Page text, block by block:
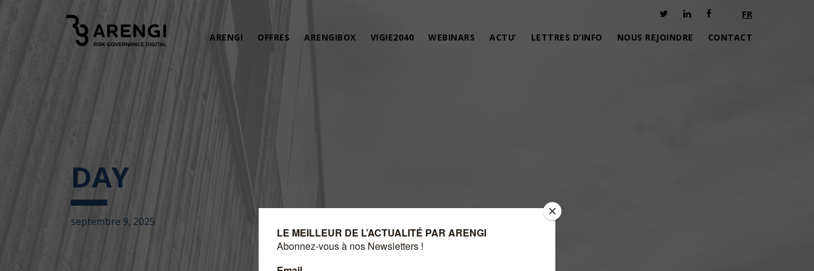
FR
ARENGI OFFRES ARENGIBOX VIGIE2040 WEBINARS ACTU’ LETTRES D’INFO NOUS REJOINDRE CONTACT
DAY
septembre 9, 2025